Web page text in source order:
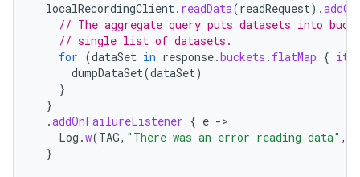
localRecordingClient. readData(readRequest).
// The aggregate query puts datasets into
// single list of datasets.
for (dataSet in response.buckets . flatMap { it
dumpDataSet(dataSet)
}
}
.addOnFailureListener { e -
Log .w(TAG, "There was an error reading data" ,
}